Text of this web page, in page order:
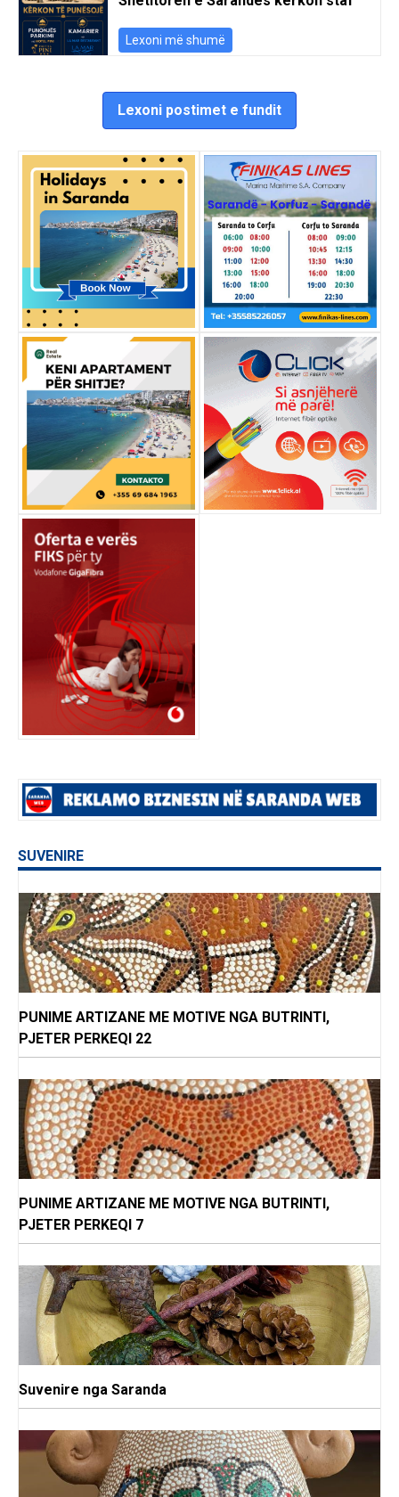
Lexoni më shumë
Lexoni postimet e fundit
SUVENIRE
PUNIME ARTIZANE ME MOTIVE NGA BUTRINTI,
PJETER PERKEQI 22
PUNIME ARTIZANE ME MOTIVE NGA BUTRINTI,
PJETER PERKEQI 7
Suvenire nga Saranda